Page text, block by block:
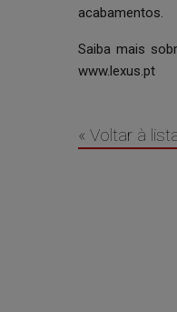
acabamentos.
Saiba mais
www.lexus.pt
« Voltar à